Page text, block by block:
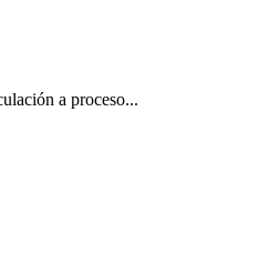
a proceso...